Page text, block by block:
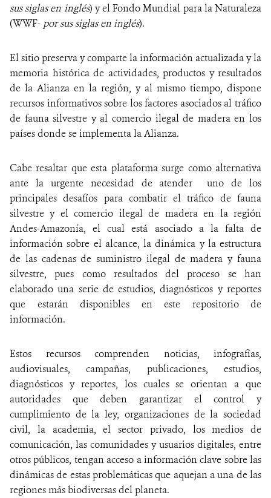
sus siglas en inglés) y el Fondo Mundial para la Naturaleza
(WWF- por sus siglas en inglés).
El sitio preserva y comparte la información actualizada y la
memoria histórica de actividades, productos y resultados
de la Alianza en la región, y al mismo tiempo, dispone
recursos informativos sobre los factores asociados al tráfico
de fauna silvestre y al comercio ilegal de madera en los
países donde se implementa la Alianza.
Cabe resaltar que esta plataforma surge como alternativa
ante la urgente necesidad de atender uno de los
principales desafíos para combatir el tráfico de fauna
silvestre y el comercio ilegal de madera en la región
Andes-Amazonía, el cual está asociado a la falta de
información sobre el alcance, la dinámica y la estructura
de las cadenas de suministro ilegal de madera y fauna
silvestre, pues como resultados del proceso se han
elaborado una serie de estudios, diagnósticos y reportes
que estarán disponibles en este repositorio de
información.
Estos recursos comprenden noticias, infografías,
audiovisuales, campañas, publicaciones, estudios,
diagnósticos y reportes, los cuales se orientan a que
autoridades que deben garantizar el control y
cumplimiento de la ley, organizaciones de la sociedad
civil, la academia, el sector privado, los medios de
comunicación, las comunidades y usuarios digitales, entre
otros públicos, tengan acceso a información clave sobre las
dinámicas de estas problemáticas que aquejan a una de las
regiones más biodiversas del planeta.